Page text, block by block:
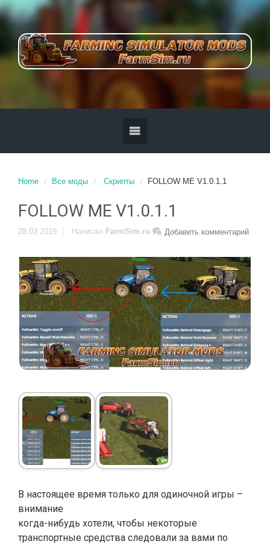
Home Все моды Скрипты FOLLOW ME V1.0.1.1
FOLLOW ME V1.0.1.1
28.03.2019 Добавить комментарий
Написал FarmSim.ru
В настоящее время только для одиночной игры –
внимание
когда-нибудь хотели, чтобы некоторые
транспортные средства следовали за вами по